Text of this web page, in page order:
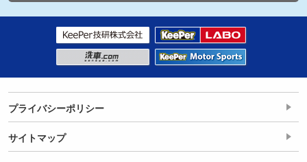
プライバシーポリシー
サイトマップ